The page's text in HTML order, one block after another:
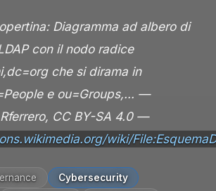
Diagramma ad albero di
con il nodo radice
che si dirama in
e ou=Groups,… —
CC BY-SA 4.0 —
wiki/
Cybersecurity